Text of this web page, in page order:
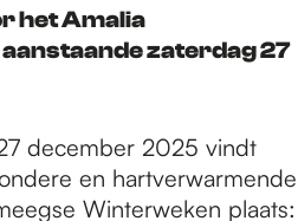
het Amalia
zaterdag 27
december 2025 vindt
en hartverwarmende
Winterweken plaats: